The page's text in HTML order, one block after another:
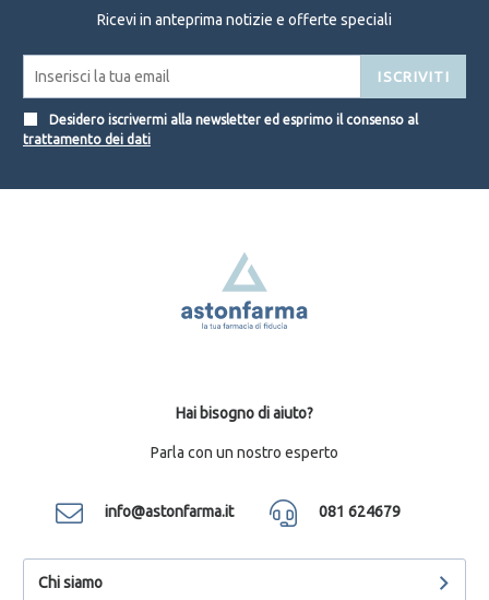
Ricevi in anteprima notizie e offerte speciali
ISCRIVITI
Desidero iscrivermi alla newsletter ed esprimo il consenso al
trattamento dei dati
Hai bisogno di aiuto?
Parla con un nostro esperto
info@astonfarma.it 081 624679
Chi siamo